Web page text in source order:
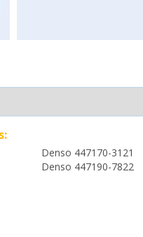
Denso 447170-3121
Denso 447190-7822